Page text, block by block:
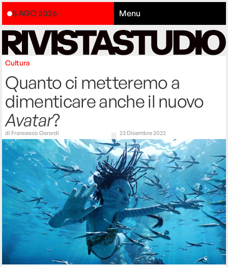
8 AGO 2026 Menu
Cultura
Quanto ci metteremo a
dimenticare anche il nuovo
Avatar?
di Francesco Gerardi 23 Dicembre 2022